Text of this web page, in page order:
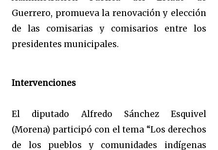
Guerrero, promueva la renovación y elección
de las comisarias y comisarios entre los
presidentes municipales.
Intervenciones
El diputado Alfredo Sánchez Esquivel
(Morena) participó con el tema “Los derechos
de los pueblos y comunidades indígenas